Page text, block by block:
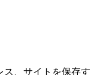
ス、サイトを保存す